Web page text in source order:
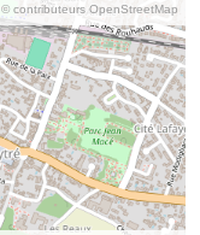
© contributeurs OpenStreetMap